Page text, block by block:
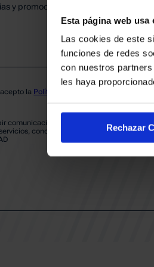
Esta página web usa
Las cookies de este
funciones de redes
con nuestros
les haya
Rechazar
y promociones del club.
la Política de privacidad
comunicaciones electrónicas sobre las
concursos, ofertas y/o promociones